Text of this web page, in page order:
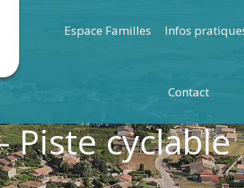
Espace Familles Infos
Contact
Piste cyclable